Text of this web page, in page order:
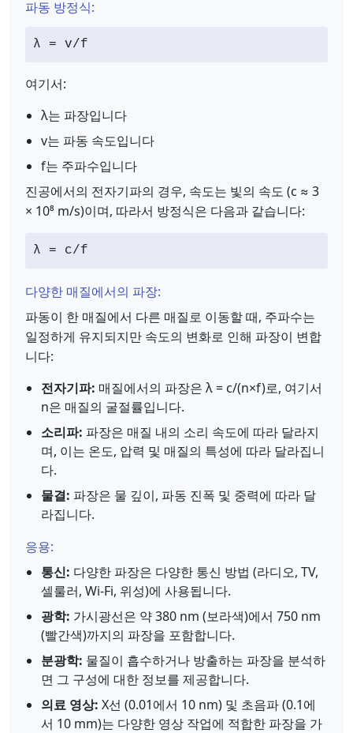
파동 방정식:
λ = v/f
여기서:
λ는 파장입니다
v는 파동 속도입니다
f는 주파수입니다
진공에서의 전자기파의 경우, 속도는 빛의 속도 (c ≈ 3
× 10⁸ m/s)이며, 따라서 방정식은 다음과 같습니다:
λ = c/f
다양한 매질에서의 파장:
파동이 한 매질에서 다른 매질로 이동할 때, 주파수는
일정하게 유지되지만 속도의 변화로 인해 파장이 변합
니다:
전자기파: 매질에서의 파장은 λ = c/(n×f)로, 여기서
n은 매질의 굴절률입니다.
소리파: 파장은 매질 내의 소리 속도에 따라 달라지
며, 이는 온도, 압력 및 매질의 특성에 따라 달라집니
다.
물결: 파장은 물 깊이, 파동 진폭 및 중력에 따라 달
라집니다.
응용:
통신: 다양한 파장은 다양한 통신 방법 (라디오, TV,
셀룰러, Wi-Fi, 위성)에 사용됩니다.
광학: 가시광선은 약 380 nm (보라색)에서 750 nm
(빨간색)까지의 파장을 포함합니다.
분광학: 물질이 흡수하거나 방출하는 파장을 분석하
면 그 구성에 대한 정보를 제공합니다.
의료 영상: X선 (0.01에서 10 nm) 및 초음파 (0.1에
서 10 mm)는 다양한 영상 작업에 적합한 파장을 가